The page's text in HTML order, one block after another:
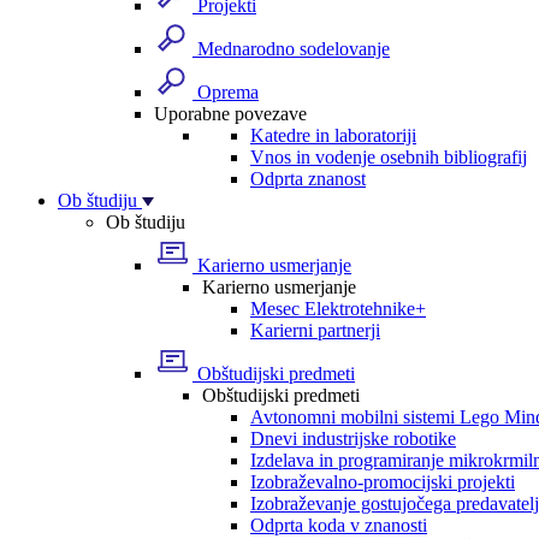
Projekti
Mednarodno sodelovanje
Oprema
Uporabne povezave
Katedre in laboratoriji
Vnos in vodenje osebnih bibliografij
Odprta znanost
Ob študiju
Ob študiju
Karierno usmerjanje
Karierno usmerjanje
Mesec Elektrotehnike+
Karierni partnerji
Obštudijski predmeti
Obštudijski predmeti
Avtonomni mobilni sistemi Lego
Dnevi industrijske robotike
Izdelava in programiranje
Izobraževalno-promocijski projekti
Izobraževanje gostujočega
Odprta koda v znanosti